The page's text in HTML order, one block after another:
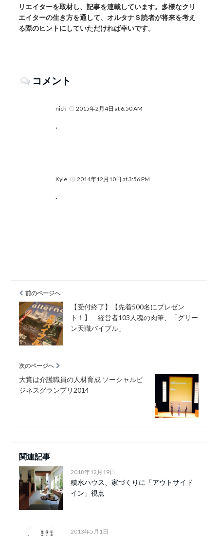
リエイターを取材し、記事を連載しています。多様なクリ
エイターの生き方を通して、オルタナＳ読者が将来を考え
る際のヒントにしていただければ幸いです。
コメント
nick 2015年2月4日 at 6:50 AM
.
Kyle 2014年12月10日 at 3:56 PM
.
前のページへ
【受付終了】【先着500名にプレゼン
ト！】 経営者103人魂の肉筆、「グリー
ン天職バイブル」
次のページへ
大賞は介護職員の人材育成 ソーシャルビ
ジネスグランプリ2014
関連記事
2018年12月19日
積水ハウス、家づくりに「アウトサイド
イン」視点
2013年5月1日